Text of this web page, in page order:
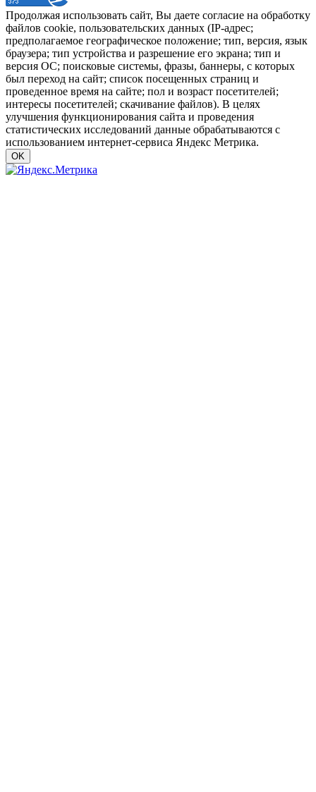
Продолжая использовать сайт, Вы даете согласие на обработку
файлов cookie, пользовательских данных (IP-адрес;
предполагаемое географическое положение; тип, версия, язык
браузера; тип устройства и разрешение его экрана; тип и
версия ОС; поисковые системы, фразы, баннеры, с которых
был переход на сайт; список посещенных страниц и
проведенное время на сайте; пол и возраст посетителей;
интересы посетителей; скачивание файлов). В целях
улучшения функционирования сайта и проведения
статистических исследований данные обрабатываются с
использованием интернет-сервиса Яндекс Метрика.
OK